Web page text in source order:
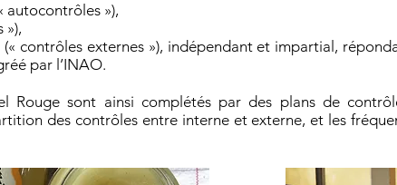
autocontrôles »),
»),
contrôles externes »), indépendant et impartial,
par l’INAO.
Rouge sont ainsi complétés par des plans de
des contrôles entre interne et externe, et les